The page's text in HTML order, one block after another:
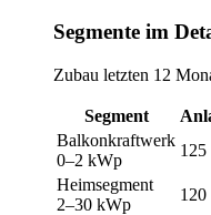
Segmente im
Zubau letzten 12
Segment
Balkonkraftwerk
0–2 kWp
125
Heimsegment
2–30 kWp
120